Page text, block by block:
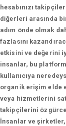
hesabınızı
diğerleri arasında
adım önde olmak
fazlasını
etkisini ve değerini
insanlar, bu
kullanıcıya
organik erişim elde
veya hizmetlerini
takipçilerini özgürce
İnsanlar ve